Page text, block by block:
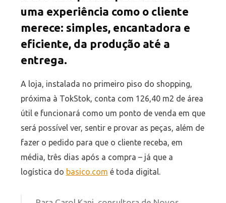
uma experiência como o cliente
merece: simples, encantadora e
eficiente, da produção até a
entrega.
A loja, instalada no primeiro piso do shopping,
próxima à TokStok, conta com 126,40 m2 de área
útil e funcionará como um ponto de venda em que
será possível ver, sentir e provar as peças, além de
fazer o pedido para que o cliente receba, em
média, três dias após a compra – já que a
logística do basico.com é toda digital.